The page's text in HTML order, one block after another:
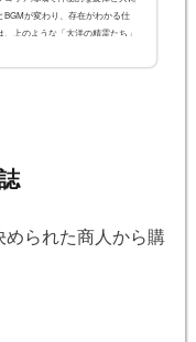
が変わり、存在がわかる仕
上のような「大洋の精霊たち」
くとマレッタに出会うことがで
ルたちと共に冒険者を襲撃し、
られた商人から購